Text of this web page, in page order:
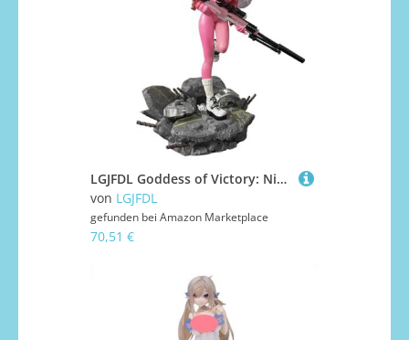
LGJFDL Goddess of Victory: Nike Alice 1/6 Figur, Anime-Spielfigur, Desktop-Ornamente, Geschenkfigur, PVC, 29 cm
von LGJFDL
gefunden bei Amazon Marketplace
70,51 €